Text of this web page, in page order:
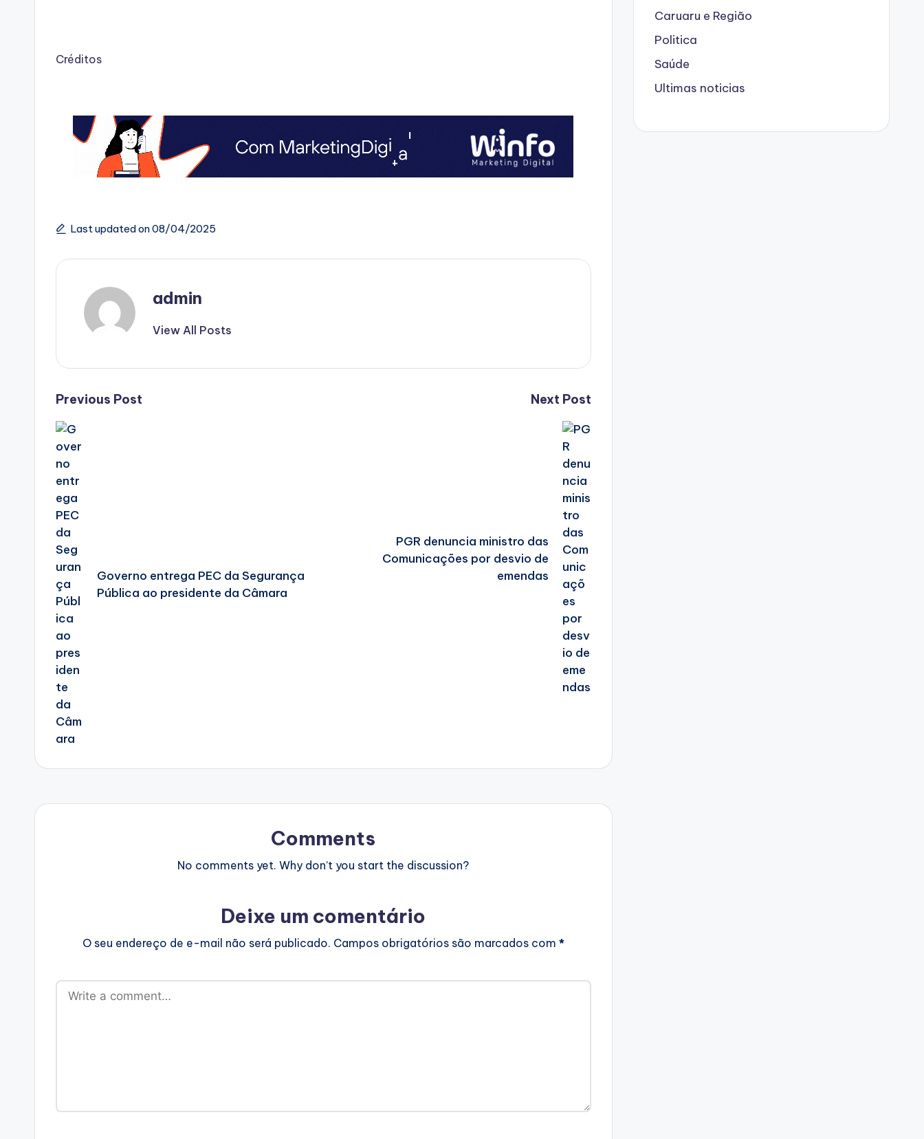
Créditos
Last updated on 08/04/2025
admin
View All Posts
Post
navigation
Previous Post
Governo entrega PEC da Segurança
Pública ao presidente da Câmara
Next Post
PGR denuncia ministro das
Comunicações por desvio de
emendas
Comments
No comments yet. Why don’t you start the discussion?
Deixe um comentário
O seu endereço de e-mail não será publicado. Campos obrigatórios são marcados com *
Caruaru e Região
Politica
Saúde
Ultimas noticias